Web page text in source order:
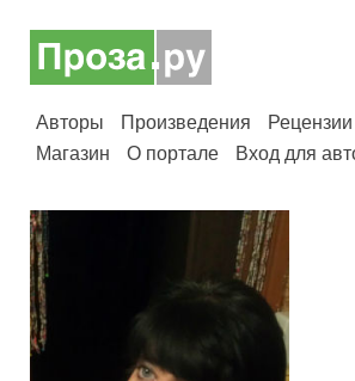
Авторы Произведения Рецензии
Магазин
О портале Вход для